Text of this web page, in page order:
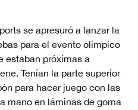
se apresuró a lanzar la
para el evento olímpico
estaban próximas a
Tenían la parte superior
para hacer juego con las
mano en láminas de goma